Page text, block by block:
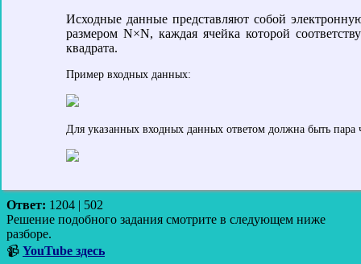
Исходные данные представляют собой
размером N×N, каждая ячейка которой
квадрата.
Пример входных данных:
Для указанных входных данных ответом должна быть пара
Ответ: 1204 | 502
Решение подобного задания смотрите в следующем ниже
разборе.
📹 YouTube здесь